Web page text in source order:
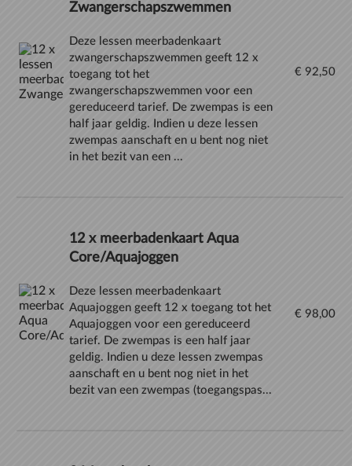
Zwangerschapszwemmen
Deze lessen meerbadenkaart
zwangerschapszwemmen geeft 12 x
toegang tot het
zwangerschapszwemmen voor een
gereduceerd tarief. De zwempas is een
half jaar geldig. Indien u deze lessen
zwempas aanschaft en u bent nog niet
in het bezit van een ...
€ 92,50
12 x meerbadenkaart Aqua
Core/Aquajoggen
Deze lessen meerbadenkaart
Aquajoggen geeft 12 x toegang tot het
Aquajoggen voor een gereduceerd
tarief. De zwempas is een half jaar
geldig. Indien u deze lessen zwempas
aanschaft en u bent nog niet in het
bezit van een zwempas (toegangspas...
€ 98,00